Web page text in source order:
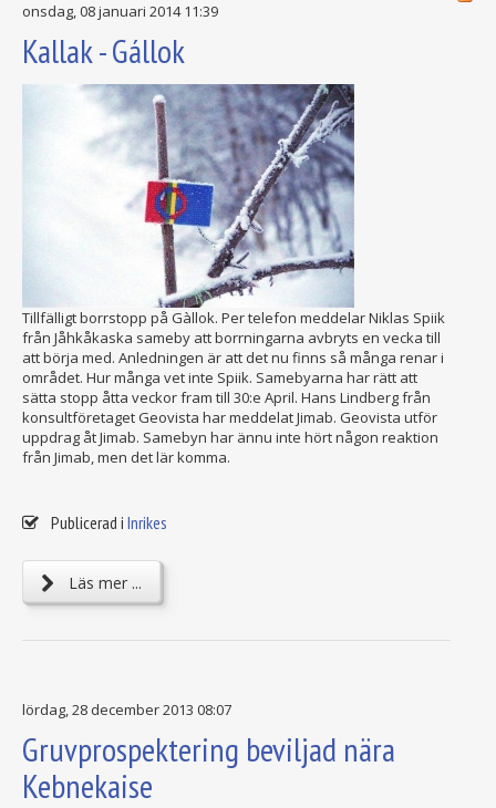
onsdag, 08 januari 2014 11:39
Kallak - Gállok
Tillfälligt borrstopp på Gàllok. Per telefon meddelar Niklas Spiik
från Jåhkåkaska sameby att borrningarna avbryts en vecka till
att börja med. Anledningen är att det nu finns så många renar i
området. Hur många vet inte Spiik. Samebyarna har rätt att
sätta stopp åtta veckor fram till 30:e April. Hans Lindberg från
konsultföretaget Geovista har meddelat Jimab. Geovista utför
uppdrag åt Jimab. Samebyn har ännu inte hört någon reaktion
från Jimab, men det lär komma.
Publicerad i Inrikes
Läs mer ...
lördag, 28 december 2013 08:07
Gruvprospektering beviljad nära
Kebnekaise